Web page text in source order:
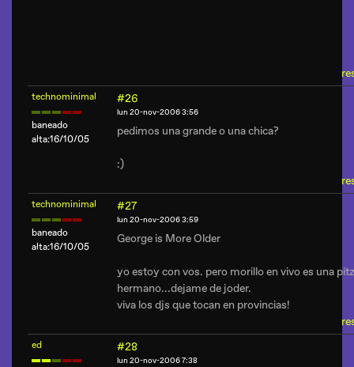
technominimal
baneado
alta:16/10/05
#26
lun 20-nov-2006 3:56
pedimos una grande o una chica?
:)
technominimal
baneado
alta:16/10/05
#27
lun 20-nov-2006 3:59
George is More Older
yo estoy con vos. pero morillo en vivo es una
hermano...dejame de joder.
viva los djs que tocan en provincias!
ed #28
lun 20-nov-2006 7:38